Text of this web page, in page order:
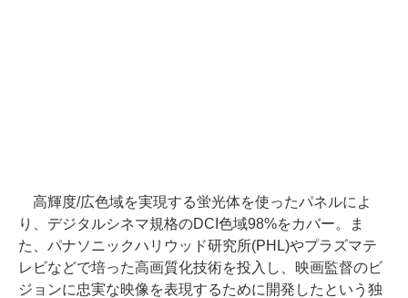
高輝度/広色域を実現する蛍光体を使ったパネルによ
り、デジタルシネマ規格のDCI色域98%をカバー。ま
た、パナソニックハリウッド研究所(PHL)やプラズマテ
レビなどで培った高画質化技術を投入し、映画監督のビ
ジョンに忠実な映像を表現するために開発したという独